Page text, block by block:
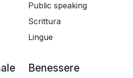
Public speaking
Scrittura
Lingue
Benessere